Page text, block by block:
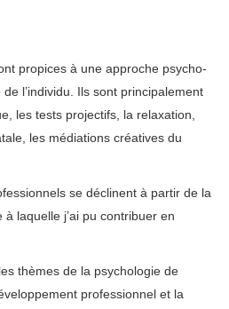
propices à une approche psycho-
l’individu. Ils sont principalement
les tests projectifs, la relaxation,
les médiations créatives du
se déclinent à partir de la
laquelle j’ai pu contribuer en
thèmes de la psychologie de
professionnel et la